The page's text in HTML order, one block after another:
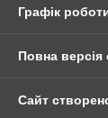
Графік
Повна версія
Сайт